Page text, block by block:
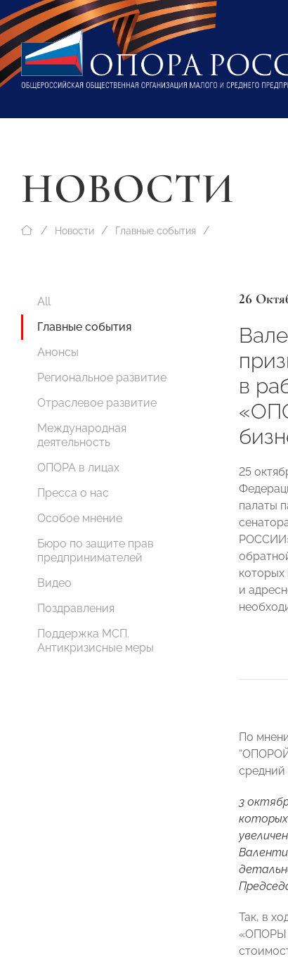
НОВОСТИ
Новости Главные события
All
Главные события
Анонсы
Региональное развитие
Отраслевое развитие
Международная
деятельность
ОПОРА в лицах
Пресса о нас
Особое мнение
Бюро по защите прав
предпринимателей
Видео
Поздравления
Поддержка МСП.
Антикризисные меры
26
в
25
палаты
которых
и
По
средний
3
Так, в
«ОПОРЫ